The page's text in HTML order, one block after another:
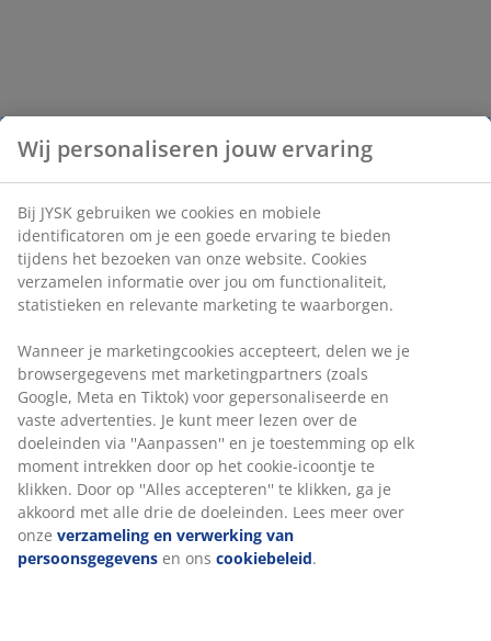
Wij personaliseren jouw ervaring
Bij JYSK gebruiken we cookies en mobiele
identificatoren om je een goede ervaring te bieden
tijdens het bezoeken van onze website. Cookies
verzamelen informatie over jou om functionaliteit,
statistieken en relevante marketing te waarborgen.
Wanneer je marketingcookies accepteert, delen we je
browsergegevens met marketingpartners (zoals
Google, Meta en Tiktok) voor gepersonaliseerde en
vaste advertenties. Je kunt meer lezen over de
doeleinden via ''Aanpassen'' en je toestemming op elk
moment intrekken door op het cookie-icoontje te
klikken. Door op ''Alles accepteren'' te klikken, ga je
akkoord met alle drie de doeleinden. Lees meer over
onze verzameling en verwerking van
persoonsgegevens en ons cookiebeleid.